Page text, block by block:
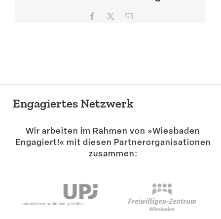
Suche
Facebook E-
Engagiertes Netzwerk
Wir arbeiten im Rahmen von »Wiesbaden
Engagiert!« mit diesen Partner­or­ga­ni­sa­tionen
zusammen: